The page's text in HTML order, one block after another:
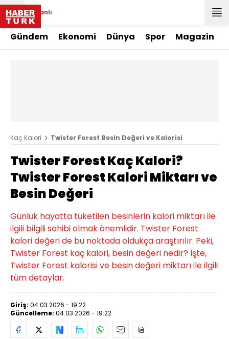
Canlı
Gündem Ekonomi Dünya Spor Magazin
Kaç Kalori Twister Forest Besin Değeri ve Kalorisi
Twister Forest Kaç Kalori?
Twister Forest Kalori Miktarı ve
Besin Değeri
Günlük hayatta tüketilen besinlerin kalori miktarı ile
ilgili bilgili sahibi olmak önemlidir. Twister Forest
kalori değeri de bu noktada oldukça araştırılır. Peki,
Twister Forest kaç kalori, besin değeri nedir? İşte,
Twister Forest kalorisi ve besin değeri miktarı ile ilgili
tüm detaylar.
Giriş: 04.03.2026 - 19:22
Güncelleme: 04.03.2026 - 19:22